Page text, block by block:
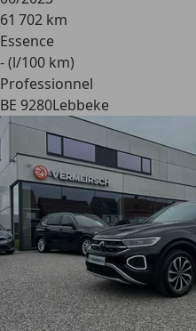
61 702 km
Essence
- (l/100 km)
Professionnel
BE 9280Lebbeke